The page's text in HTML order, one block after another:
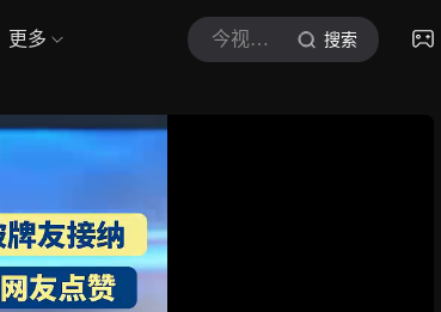
更多 今视频长天新闻 搜索